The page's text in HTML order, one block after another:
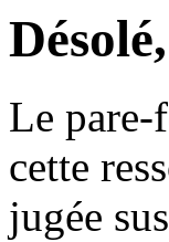
Le pare-
cette
jugée